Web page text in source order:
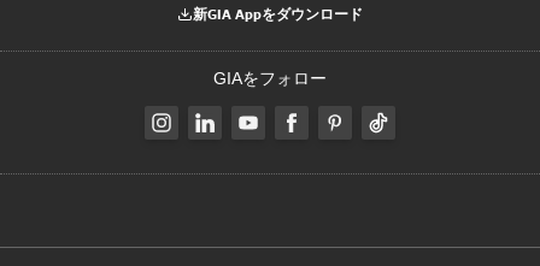
新GIA Appをダウンロード
GIAをフォロー